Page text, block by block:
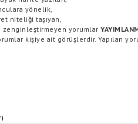
yönelik,
niteliği taşıyan,
zenginleştirmeyen yorumlar
kişiye ait görüşlerdir. Yapılan